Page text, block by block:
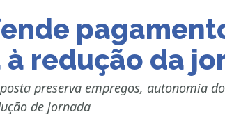
redução da
preserva empregos, autonomia
de jornada